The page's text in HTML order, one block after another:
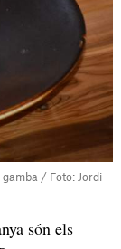
/ Foto: Jordi
són els